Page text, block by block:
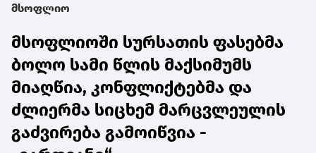
მსოფლიო
მსოფლიოში სურსათის ფასებმა
ბოლო სამი წლის მაქსიმუმს
მიაღწია, კონფლიქტებმა და
ძლიერმა სიცხემ მარცვლეულის
გაძვირება გამოიწვია -